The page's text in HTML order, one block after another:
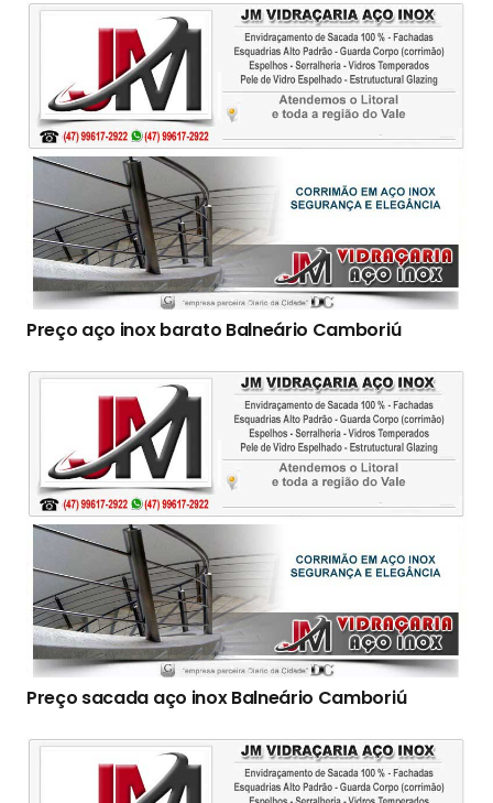
Preço aço inox barato Balneário Camboriú
Preço sacada aço inox Balneário Camboriú